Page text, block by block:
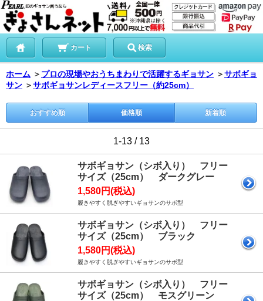
カート 検索
ホーム ＞ プロの現場やおうちまわりで活躍するギョサン ＞サボギョ
サン ＞サボギョサンレディースフリー（約25cm）
おすすめ順 価格順 新着順
1-13 / 13
サボギョサン（シボ入り） フリー
サイズ（25cm） ダークグレー
1,580円(税込)
履きやすく脱ぎやすいギョサンのサボ型
サボギョサン（シボ入り） フリー
サイズ（25cm） ブラック
1,580円(税込)
履きやすく脱ぎやすいギョサンのサボ型
サボギョサン（シボ入り） フリー
サイズ（25cm） モスグリーン